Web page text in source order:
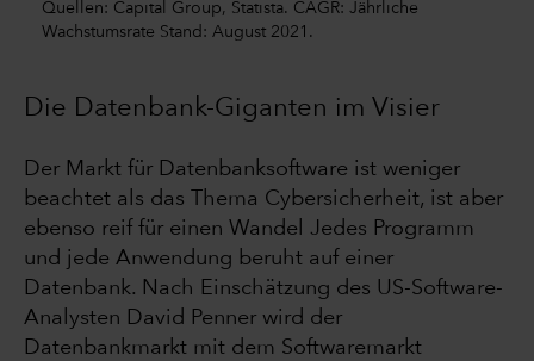
Quellen: Capital Group, Statista. CAGR: Jährliche
Wachstumsrate Stand: August 2021.
Die Datenbank-Giganten im Visier
Der Markt für Datenbanksoftware ist weniger
beachtet als das Thema Cybersicherheit, ist aber
ebenso reif für einen Wandel Jedes Programm
und jede Anwendung beruht auf einer
Datenbank. Nach Einschätzung des US-Software-
Analysten David Penner wird der
Datenbankmarkt mit dem Softwaremarkt